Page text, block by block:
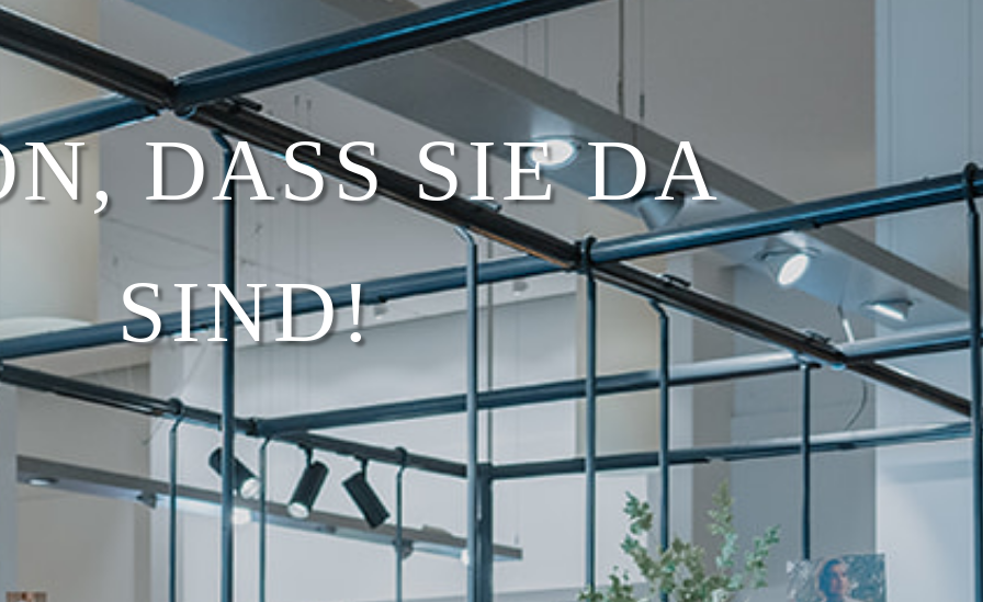
DASS SIE DA
SIND!